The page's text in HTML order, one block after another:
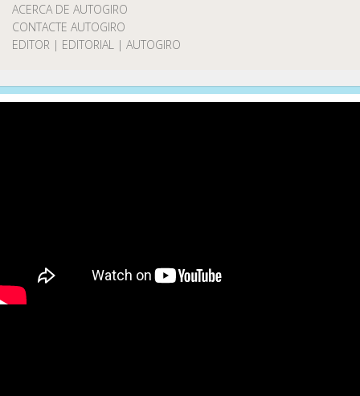
ACERCA DE AUTOGIRO
CONTACTE AUTOGIRO
EDITOR | EDITORIAL | AUTOGIRO